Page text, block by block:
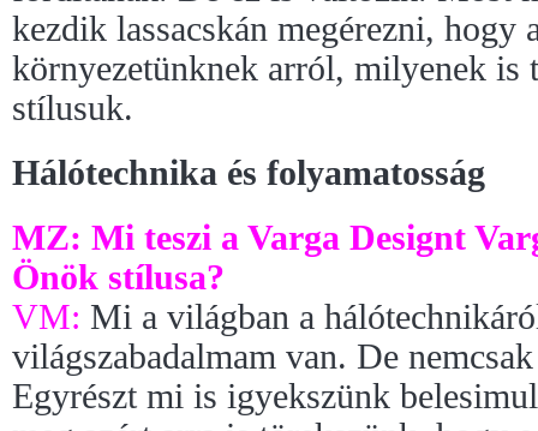
kezdik lassacskán megérezni, hogy
környezetünknek arról, milyenek is
stílusuk.
Hálótechnika és folyamatosság
MZ: Mi teszi a Varga Designt
Önök stílusa?
VM: Mi a világban a
világszabadalmam van. De
Egyrészt mi is igyekszünk